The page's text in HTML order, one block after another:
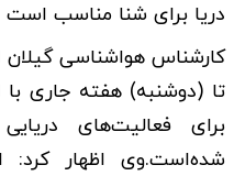
دریا برای شنا مناسب است
کارشناس هواشناسی گیلان
برای فعالیت‌های